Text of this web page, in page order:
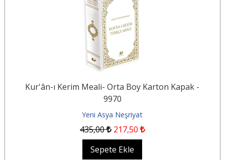
Kur'ân-ı Kerim Meali- Orta Boy Karton Kapak -
9970
Yeni Asya Neşriyat
435,00 217,50
Sepete Ekle